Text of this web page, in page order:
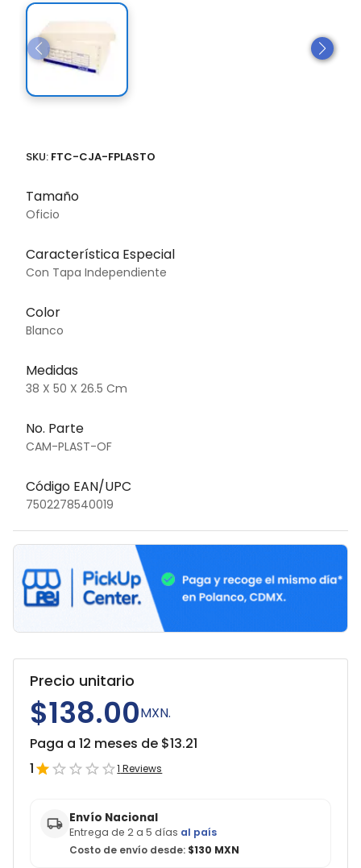
SKU: FTC-CJA-FPLASTO
Tamaño
Oficio
Característica Especial
Con Tapa Independiente
Color
Blanco
Medidas
38 X 50 X 26.5 Cm
No. Parte
CAM-PLAST-OF
Código EAN/UPC
7502278540019
Precio unitario
$138.00MXN.
Paga a 12 meses de $13.21
1
1 Reviews
Envío Nacional
Entrega de 2 a 5 días al país
Costo de envío desde: $130 MXN